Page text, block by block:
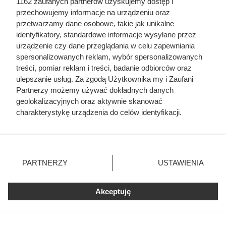
blanszowania. Zimą wyciągnęła z
zamrażarki bezkształtną, wodnistą
przechowujemy informacje na urządzeniu oraz
przetwarzamy dane osobowe, takie jak unikalne
identyfikatory, standardowe informacje wysyłane przez
urządzenie czy dane przeglądania w celu zapewniania
spersonalizowanych reklam, wybór spersonalizowanych
treści, pomiar reklam i treści, badanie odbiorców oraz
ulepszanie usług. Za zgodą Użytkownika my i Zaufani
Partnerzy możemy używać dokładnych danych
geolokalizacyjnych oraz aktywnie skanować
charakterystykę urządzenia do celów identyfikacji.
zmienić/wycofać klikając przycisk ustawień prywatności
znajdujący się w lewym dolnym rogu strony
rodzaje przetwarzania danych nie wymagają zgody
użytkownika, ale masz prawo sprzeciwić się takiemu
przetwarzaniu. Preferencje będą miały zastosowania tylko
PARTNERZY USTAWIENIA
Akceptuję